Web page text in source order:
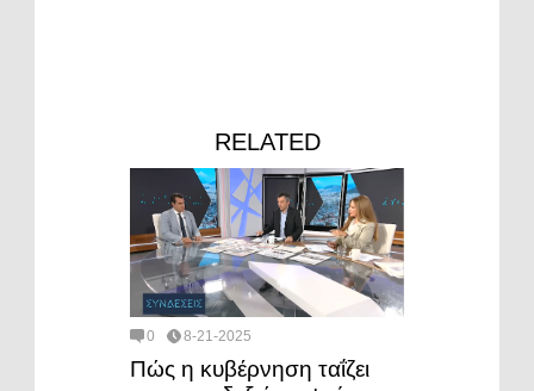
RELATED
0 8-21-2025
Πώς η κυβέρνηση ταΐζει